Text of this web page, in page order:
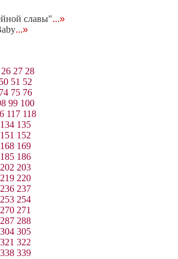
славы"...»
...»
26 27 28
50 51 52
74 75 76
99 100
117 118
134 135
151 152
168 169
185 186
202 203
219 220
236 237
253 254
270 271
287 288
304 305
321 322
338 339